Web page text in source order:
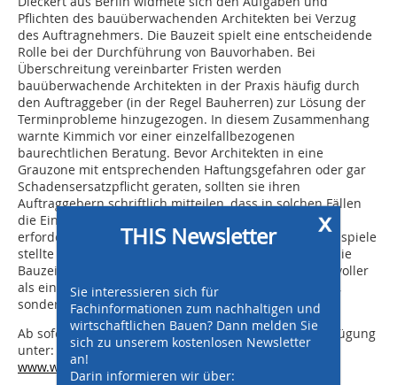
Pflichten des bauüberwachenden Architekten bei Verzug
des Auftragnehmers. Die Bauzeit spielt eine entscheidende
Rolle bei der Durchführung von Bauvorhaben. Bei
Überschreitung vereinbarter Fristen werden
bauüberwachende Architekten in der Praxis häufig durch
den Auftraggeber (in der Regel Bauherren) zur Lösung der
Terminprobleme hinzugezogen. In diesem Zusammenhang
warnte Kimmich vor einer einzelfallbezogenen
baurechtlichen Beratung. Bevor Architekten in eine
Grauzone mit entsprechenden Haftungsgefahren oder gar
Schadensersatzpflicht geraten, sollten sie ihren
Auftraggebern schriftlich mitteilen, dass in solchen Fällen
die Einschaltung eines spezialisierten Rechtsberaters
erforderlich ist. Mit der Vorstellung zahlreicher Fallbeispiele
stellte Kimmich allerdings auch klar: „Bei Streit über die
Bauzeit ist ein gegenseitiges Nachgeben oftmals sinnvoller
als ein risikobehafteter Bauprozess, der nicht nur Zeit,
sondern auch Geld und Kraft kostet.“
Ab sofort stehen alle Vorträge zum Download zur Verfügung
unter:
www.wienerberger.de
x
THIS Newsletter
Sie interessieren sich für
Fachinformationen zum nachhaltigen und
wirtschaftlichen Bauen? Dann melden Sie
sich zu unserem kostenlosen Newsletter
an!
Darin informieren wir über: